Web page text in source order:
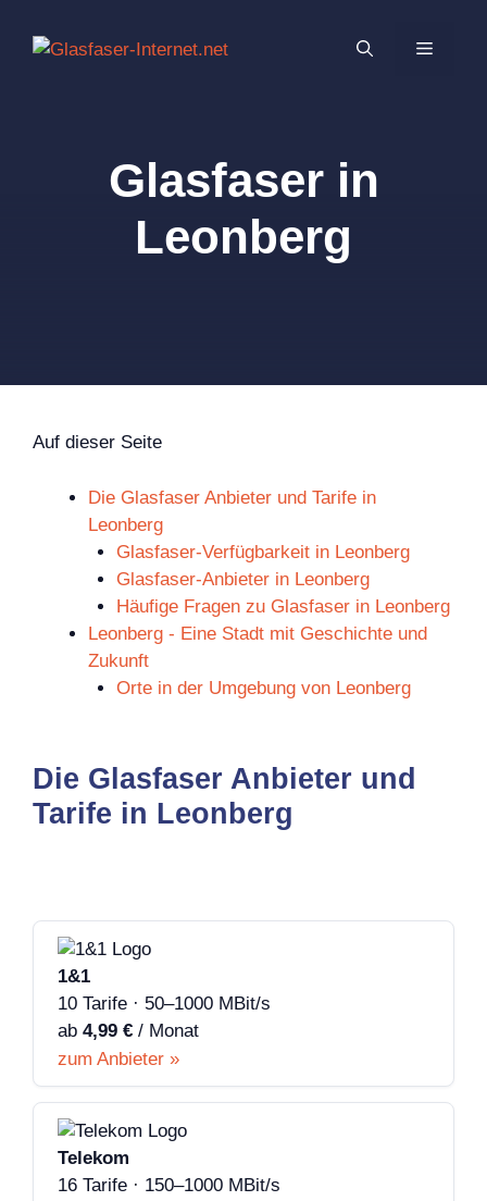
Inhalt
MENÜ
Glasfaser in
Leonberg
Auf dieser Seite
Die Glasfaser Anbieter und Tarife in
Leonberg
Glasfaser-Verfügbarkeit in Leonberg
Glasfaser-Anbieter in Leonberg
Häufige Fragen zu Glasfaser in Leonberg
Leonberg - Eine Stadt mit Geschichte und
Zukunft
Orte in der Umgebung von Leonberg
Die Glasfaser Anbieter und
Tarife in Leonberg
1&1
10 Tarife · 50–1000 MBit/s
ab 4,99 € / Monat
zum Anbieter »
Telekom
16 Tarife · 150–1000 MBit/s